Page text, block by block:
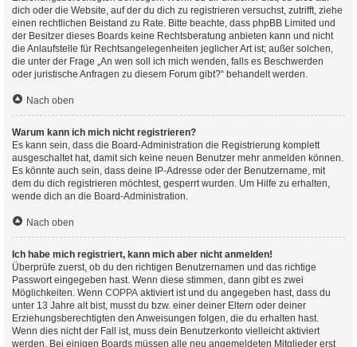
dich oder die Website, auf der du dich zu registrieren versuchst, zutrifft, ziehe
einen rechtlichen Beistand zu Rate. Bitte beachte, dass phpBB Limited und
der Besitzer dieses Boards keine Rechtsberatung anbieten kann und nicht
die Anlaufstelle für Rechtsangelegenheiten jeglicher Art ist; außer solchen,
die unter der Frage „An wen soll ich mich wenden, falls es Beschwerden
oder juristische Anfragen zu diesem Forum gibt?“ behandelt werden.
Nach oben
Warum kann ich mich nicht registrieren?
Es kann sein, dass die Board-Administration die Registrierung komplett
ausgeschaltet hat, damit sich keine neuen Benutzer mehr anmelden können.
Es könnte auch sein, dass deine IP-Adresse oder der Benutzername, mit
dem du dich registrieren möchtest, gesperrt wurden. Um Hilfe zu erhalten,
wende dich an die Board-Administration.
Nach oben
Ich habe mich registriert, kann mich aber nicht anmelden!
Überprüfe zuerst, ob du den richtigen Benutzernamen und das richtige
Passwort eingegeben hast. Wenn diese stimmen, dann gibt es zwei
Möglichkeiten. Wenn COPPA aktiviert ist und du angegeben hast, dass du
unter 13 Jahre alt bist, musst du bzw. einer deiner Eltern oder deiner
Erziehungsberechtigten den Anweisungen folgen, die du erhalten hast.
Wenn dies nicht der Fall ist, muss dein Benutzerkonto vielleicht aktiviert
werden. Bei einigen Boards müssen alle neu angemeldeten Mitglieder erst